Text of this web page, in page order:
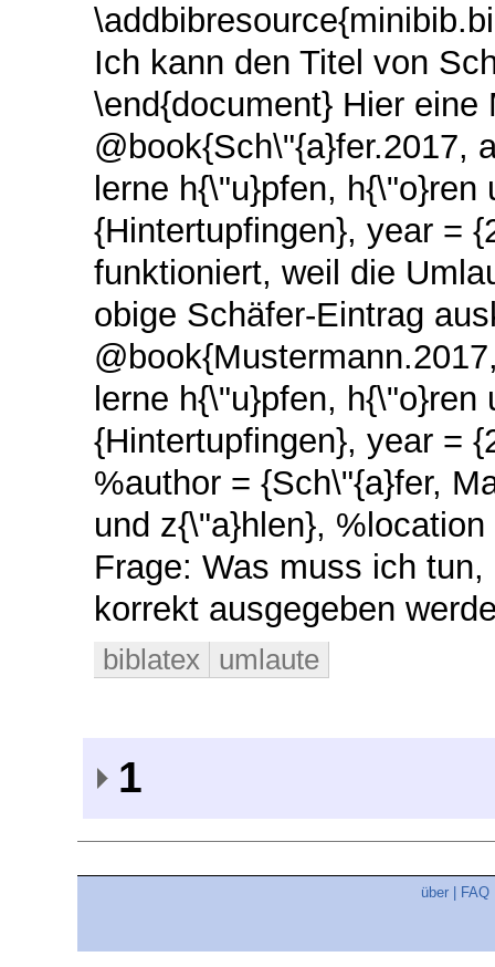
Ich kann den Titel von
\end{document} Hier
@book{Sch\"{a}fer.2017,
lerne h{\"u}pfen,
{Hintertupfingen}, year =
funktioniert, weil die
obige Schäfer-Eintrag
lerne h{\"u}pfen,
{Hintertupfingen}, year =
%author = {Sch\"{a}fer,
und z{\"a}hlen},
Frage: Was muss ich
korrekt ausgegeben
biblatex umlaute
1
über FAQ